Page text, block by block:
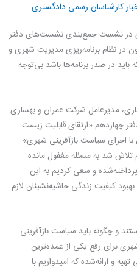
کارشناسان رسمی دادگستری
در نشست جمع‌بندی نشست‌های دفتر
در نظام برنامه‌ریزی مدیریت شهری و
در صدر برنامه‌ها باشد بی‌توجه
مدیرعامل شرکت عمران و بهسازی
«ارتقای قابلیت زیست
اجرای سیاست بازآفرینی شهری»
شد به مسئله مغفول مانده
و سعی کردیم به این
کیفیت زندگی حاشیه‌نشینان لازم
و چگونه باید سیاست بازآفرینی
برای رفع یکی از عمده‌ترین
و ارائه‌شده که امیدواریم با